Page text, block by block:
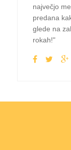
največjo
predana
glede na
rokah!"